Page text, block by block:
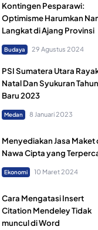
Kontingen Pesparawi:
Optimisme Harumkan
Langkat di Ajang Provinsi
Budaya 29 Agustus 2024
PSI Sumatera Utara
Natal Dan Syukuran Tahun
Baru 2023
Medan 8 Januari 2023
Menyediakan Jasa Maket
Nawa Cipta yang
Ekonomi 10 Maret 2024
Cara Mengatasi Insert
Citation Mendeley Tidak
muncul di Word